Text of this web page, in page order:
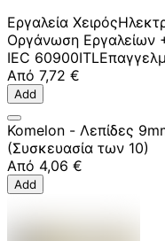
Εργαλεία Χειρός
Οργάνωση Εργαλείων
IEC 60900ITL
Από 7,72 €
Add
Komelon - Λεπίδες
(Συσκευασία των 10)
Από 4,06 €
Add